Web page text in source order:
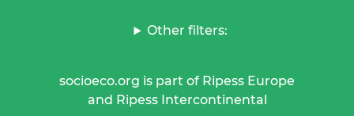
Other filters:
socioeco.org is part of Ripess Europe
and Ripess Intercontinental